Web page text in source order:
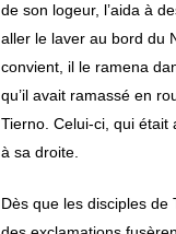
de son logeur, l’aida à
aller le laver au bord du
convient, il le ramena
qu’il avait ramassé en
Tierno. Celui-ci, qui était
à sa droite.
Dès que les disciples de